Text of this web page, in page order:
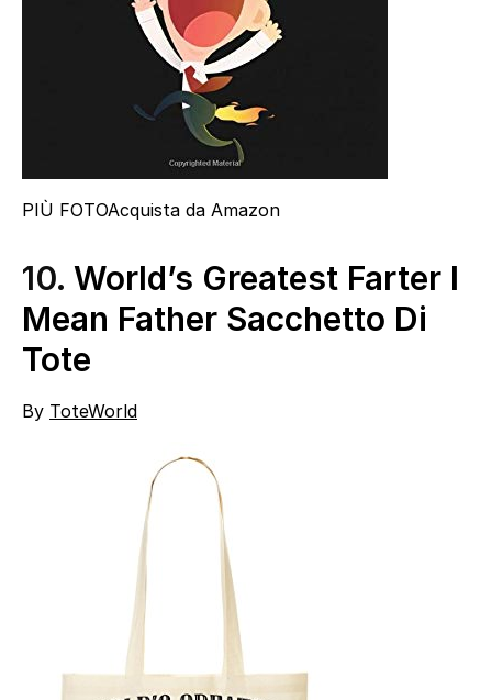
PIÙ FOTOAcquista da Amazon
10. World’s Greatest Farter I
Mean Father Sacchetto Di
Tote
By ToteWorld